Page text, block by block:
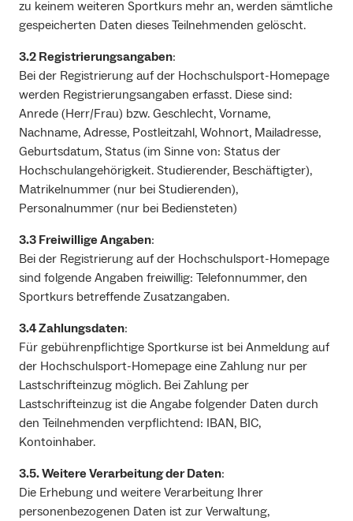
zu keinem weiteren Sportkurs mehr an, werden sämtliche
gespeicherten Daten dieses Teilnehmenden gelöscht.
3.2 Registrierungsangaben:
Bei der Registrierung auf der Hochschulsport-Homepage
werden Registrierungsangaben erfasst. Diese sind:
Anrede (Herr/Frau) bzw. Geschlecht, Vorname,
Nachname, Adresse, Postleitzahl, Wohnort, Mailadresse,
Geburtsdatum, Status (im Sinne von: Status der
Hochschulangehörigkeit. Studierender, Beschäftigter),
Matrikelnummer (nur bei Studierenden),
Personalnummer (nur bei Bediensteten)
3.3 Freiwillige Angaben:
Bei der Registrierung auf der Hochschulsport-Homepage
sind folgende Angaben freiwillig: Telefonnummer, den
Sportkurs betreffende Zusatzangaben.
3.4 Zahlungsdaten:
Für gebührenpflichtige Sportkurse ist bei Anmeldung auf
der Hochschulsport-Homepage eine Zahlung nur per
Lastschrifteinzug möglich. Bei Zahlung per
Lastschrifteinzug ist die Angabe folgender Daten durch
den Teilnehmenden verpflichtend: IBAN, BIC,
Kontoinhaber.
3.5. Weitere Verarbeitung der Daten:
Die Erhebung und weitere Verarbeitung Ihrer
personenbezogenen Daten ist zur Verwaltung,